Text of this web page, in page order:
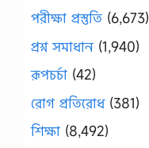
পরীক্ষা প্রস্তুতি (6,673)
প্রশ্ন সমাধান (1,940)
রূপচর্চা (42)
রোগ প্রতিরোধ(381)
শিক্ষা (8,492)